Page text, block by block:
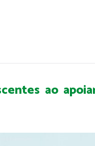
ao